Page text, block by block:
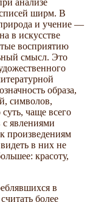
ширм. В
и учение —
в искусстве
восприятию
смысл. Это
образа,
символов,
чаще всего
с явлениями
произведениям
в них не
красоту,
в
более